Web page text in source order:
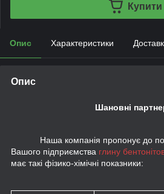
Купити
Опис Характеристики
Опис
Шановні
Наша компанія пропонує до
Вашого підприємства глину
має такі фізико-хімічні показники: